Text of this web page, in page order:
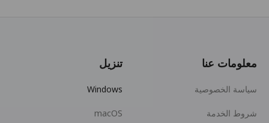
معلومات عنا
سياسة الخصوصية
شروط الخدمة
تنزيل
Windows
macOS